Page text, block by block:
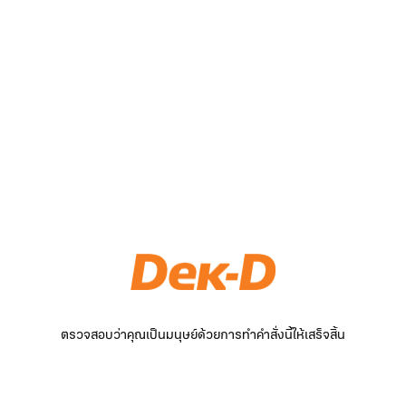
ตรวจสอบว่าคุณเป็นมนุษย์ด้วยการทำคำสั่งนี้ให้เสร็จสิ้น